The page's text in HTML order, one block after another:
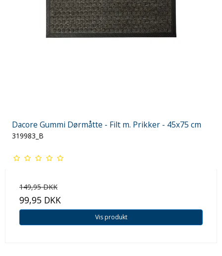
Dacore Gummi Dørmåtte - Filt m. Prikker - 45x75 cm
319983_B
149,95 DKK
99,95 DKK
Vis produkt